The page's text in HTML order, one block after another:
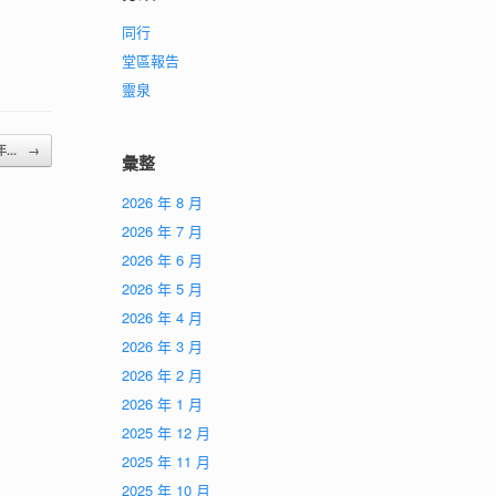
... →
同行
堂區報告
靈泉
彙整
2026 年 8 月
2026 年 7 月
2026 年 6 月
2026 年 5 月
2026 年 4 月
2026 年 3 月
2026 年 2 月
2026 年 1 月
2025 年 12 月
2025 年 11 月
2025 年 10 月